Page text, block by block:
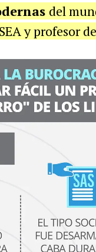
del
y profesor